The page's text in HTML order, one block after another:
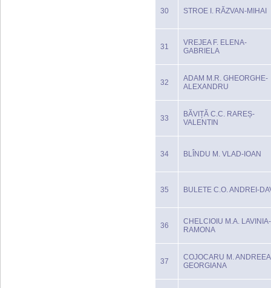
30 STROE I. RĂZVAN-MIHAI
31
VREJEA F. ELENA-
GABRIELA
32
ADAM M.R. GHEORGHE-
ALEXANDRU
33
BĂVIȚĂ C.C. RAREȘ-
VALENTIN
34 BLÎNDU M. VLAD-IOAN
35 BULETE C.O. ANDREI-
36
CHELCIOIU M.A. LAVINIA-
RAMONA
37
COJOCARU M.
GEORGIANA